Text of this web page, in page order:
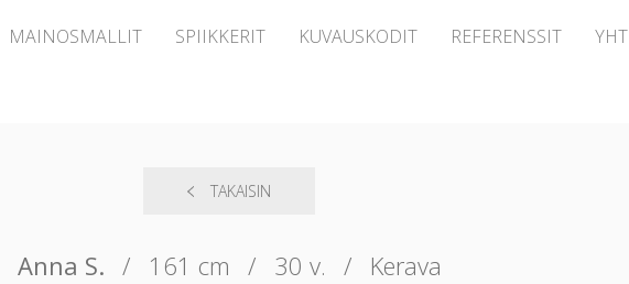
MAINOSMALLIT SPIIKKERIT KUVAUSKODIT REFERENSSIT
TAKAISIN
Anna S. / 161 cm / 30 v. / Kerava